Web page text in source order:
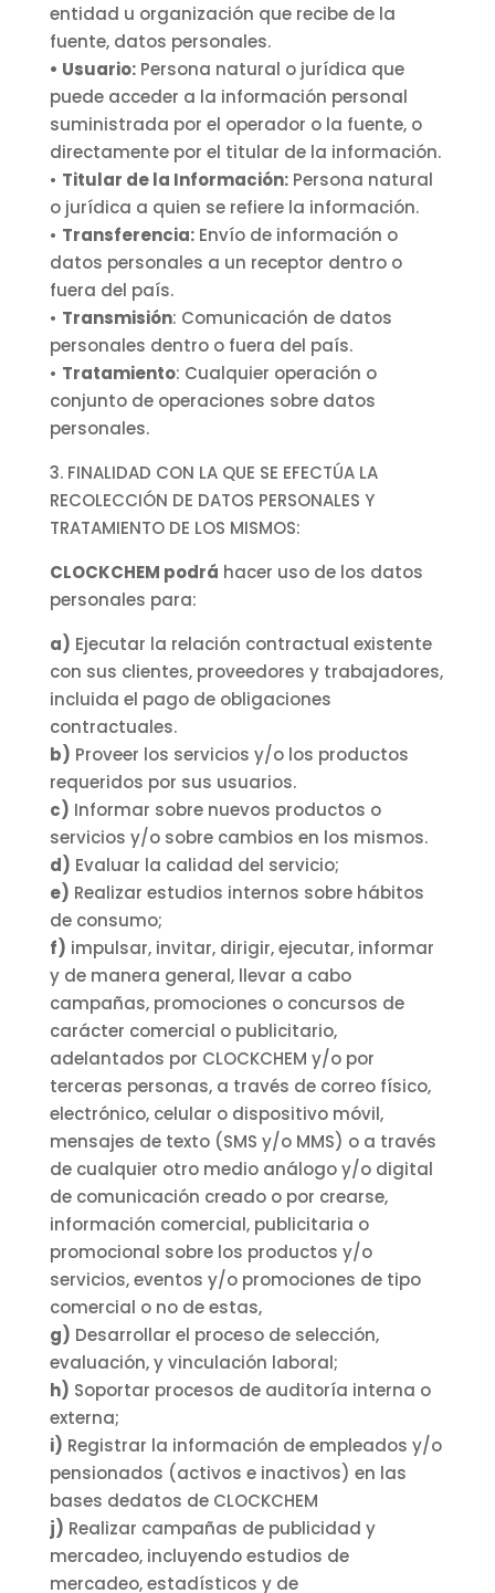
entidad u organización que recibe de la
fuente, datos personales.
• Usuario:Persona natural o jurídica que
puede acceder a la información personal
suministrada por el operador o la fuente, o
directamente por el titular de la información.
• Titular de la Información:Persona natural
o jurídica a quien se refiere la información.
• Transferencia:Envío de información o
datos personales a un receptor dentro o
fuera del país.
• Transmisión: Comunicación de datos
personales dentro o fuera del país.
• Tratamiento: Cualquier operación o
conjunto de operaciones sobre datos
personales.
3. FINALIDAD CON LA QUE SE EFECTÚA LA
RECOLECCIÓN DE DATOS PERSONALES Y
TRATAMIENTO DE LOS MISMOS:
CLOCKCHEM podrá hacer uso de los datos
personales para:
a) Ejecutar la relación contractual existente
con sus clientes, proveedores y trabajadores,
incluida el pago de obligaciones
contractuales.
b) Proveer los servicios y/o los productos
requeridos por sus usuarios.
c) Informar sobre nuevos productos o
servicios y/o sobre cambios en los mismos.
d) Evaluar la calidad del servicio;
e) Realizar estudios internos sobre hábitos
de consumo;
f) impulsar, invitar, dirigir, ejecutar, informar
y de manera general, llevar a cabo
campañas, promociones o concursos de
carácter comercial o publicitario,
adelantados por CLOCKCHEM y/o por
terceras personas, a través de correo físico,
electrónico, celular o dispositivo móvil,
mensajes de texto (SMS y/o MMS) o a través
de cualquier otro medio análogo y/o digital
de comunicación creado o por crearse,
información comercial, publicitaria o
promocional sobre los productos y/o
servicios, eventos y/o promociones de tipo
comercial o no de estas,
g) Desarrollar el proceso de selección,
evaluación, y vinculación laboral;
h) Soportar procesos de auditoría interna o
externa;
i) Registrar la información de empleados y/o
pensionados (activos e inactivos) en las
bases dedatos de CLOCKCHEM
j) Realizar campañas de publicidad y
mercadeo, incluyendo estudios de
mercadeo, estadísticos y de